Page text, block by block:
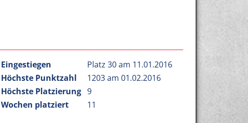
Eingestiegen
Platz 30 am 11.01.2016
Höchste Punktzahl
1203 am 01.02.2016
Höchste Platzierung 9
Wochen platziert
11